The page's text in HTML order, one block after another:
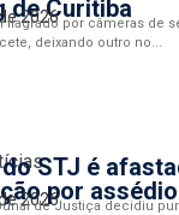
de Curitiba
2026por câmeras de
deixando outro no...
STJ é
por
2026
de Justiça decidiu